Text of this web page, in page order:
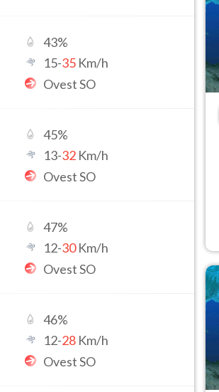
43%
15-35 Km/h
Ovest SO
45%
13-32 Km/h
Ovest SO
47%
12-30Km/h
Ovest SO
46%
12-28 Km/h
Ovest SO